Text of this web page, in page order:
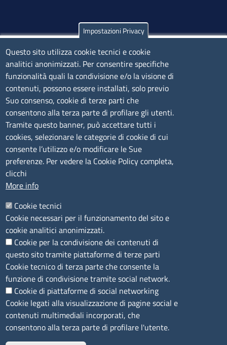
Olbia
Via Nanni 43 - 07026 Olbia
Tel. 0789 66122 | 0789 69580
mail:ufficio.olbia@ss.camcom.it
lunedì al venerdì: 9,00 - 12,00; lunedì pomeriggio: 16,00
- 17,00
CONTATTI
Camera di Commercio, Industria, Artigianato e
Agricoltura di Sassari
P.IVA01047570906
Codice Fiscale 80000930901
Codice Univoco per le fatture elettroniche
LINK UTILI
Segnalazione di illecito
Amministrazione Trasparente
Accesso riservato
Impostazioni Privacy
Questo sito utilizza cookie tecnici e cookie
analitici anonimizzati. Per consentire specifiche
funzionalità quali la condivisione e/o la visione di
contenuti, possono essere installati, solo previo
Suo consenso, cookie di terze parti che
consentono alla terza parte di profilare gli utenti.
Tramite questo banner, può accettare tutti i
cookies, selezionare le categorie di cookie di cui
consente l’utilizzo e/o modificare le Sue
preferenze. Per vedere la Cookie Policy completa,
clicchi
More info
Cookie tecnici
Cookie necessari per il funzionamento del sito e
cookie analitici anonimizzati.
Cookie per la condivisione dei contenuti di
questo sito tramite piattaforme di terze parti
Cookie tecnico di terza parte che consente la
funzione di condivisione tramite social network.
Cookie di piattaforme di social networking
Cookie legati alla visualizzazione di pagine social e
contenuti multimediali incorporati, che
consentono alla terza parte di profilare l'utente.